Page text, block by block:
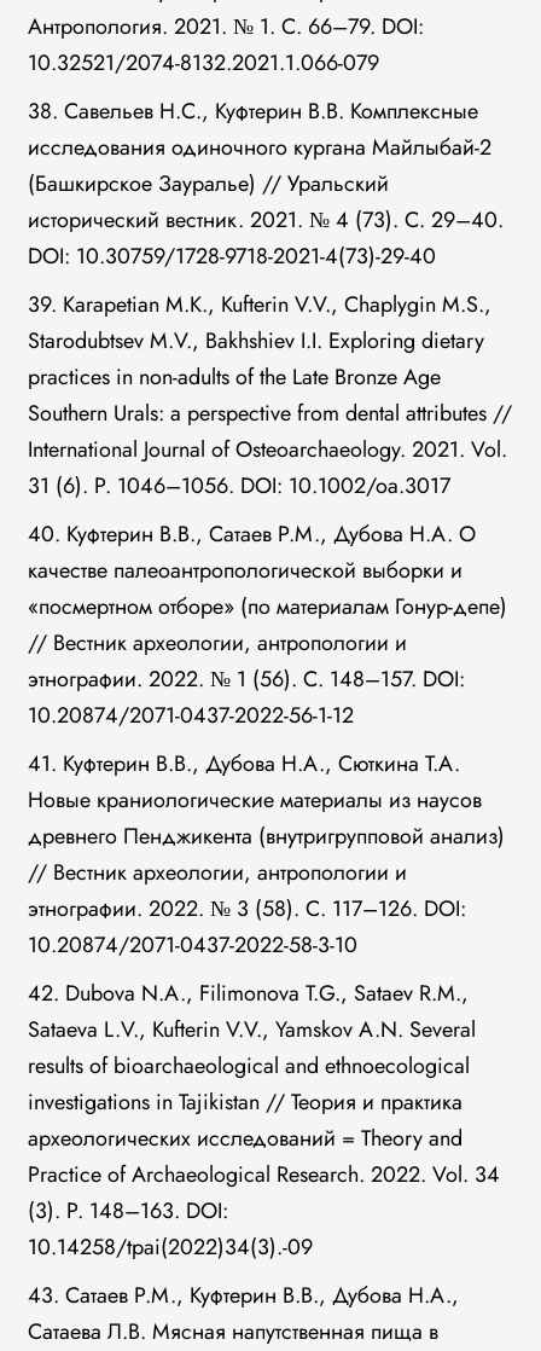
Антропология. 2021. № 1. С. 66–79. DOI:
10.32521/2074-8132.2021.1.066-079
38. Савельев Н.С., Куфтерин В.В. Комплексные
исследования одиночного кургана Майлыбай-2
(Башкирское Зауралье) // Уральский
исторический вестник. 2021. № 4 (73). С. 29–40.
DOI: 10.30759/1728-9718-2021-4(73)-29-40
39. Karapetian M.K., Kufterin V.V., Chaplygin M.S.,
Starodubtsev M.V., Bakhshiev I.I. Exploring dietary
practices in non-adults of the Late Bronze Age
Southern Urals: a perspective from dental attributes //
International Journal of Osteoarchaeology. 2021. Vol.
31 (6). P. 1046–1056. DOI: 10.1002/oa.3017
40. Куфтерин В.В., Сатаев Р.М., Дубова Н.А. О
качестве палеоантропологической выборки и
«посмертном отборе» (по материалам Гонур-депе)
// Вестник археологии, антропологии и
этнографии. 2022. № 1 (56). С. 148–157. DOI:
10.20874/2071-0437-2022-56-1-12
41. Куфтерин В.В., Дубова Н.А., Сюткина Т.А.
Новые краниологические материалы из наусов
древнего Пенджикента (внутригрупповой анализ)
// Вестник археологии, антропологии и
этнографии. 2022. № 3 (58). С. 117–126. DOI:
10.20874/2071-0437-2022-58-3-10
42. Dubova N.A., Filimonova T.G., Sataev R.M.,
Sataeva L.V., Kufterin V.V., Yamskov A.N. Several
results of bioarchaeological and ethnoecological
investigations in Tajikistan // Теория и практика
археологических исследований = Theory and
Practice of Archaeological Research. 2022. Vol. 34
(3). P. 148–163. DOI:
10.14258/tpai(2022)34(3).-09
43. Сатаев Р.М., Куфтерин В.В., Дубова Н.А.,
Сатаева Л.В. Мясная напутственная пища в